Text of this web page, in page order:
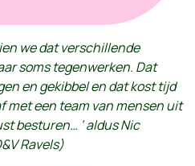
we dat verschillende
soms tegenwerken. Dat
en gekibbel en dat kost tijd
met een team van mensen uit
besturen… ‘ aldus Nic
Ravels)